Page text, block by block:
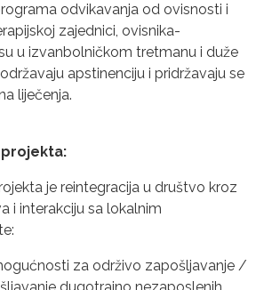
odvikavanja od ovisnosti i
zajednici, ovisnika-
u izvanbolničkom tretmanu i duže
apstinenciju i pridržavaju se
liječenja.
je reintegracija u društvo kroz
i interakciju sa lokalnim
za održivo zapošljavanje /